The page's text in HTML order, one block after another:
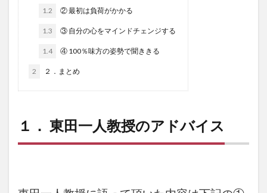
1.2 ② 最初は負荷がかかる
1.3 ③ 自分の心をマインドチェンジする
1.4 ④ 100％味方の姿勢で聞ききる
2 ２．まとめ
１． 東田一人教授のアドバイス